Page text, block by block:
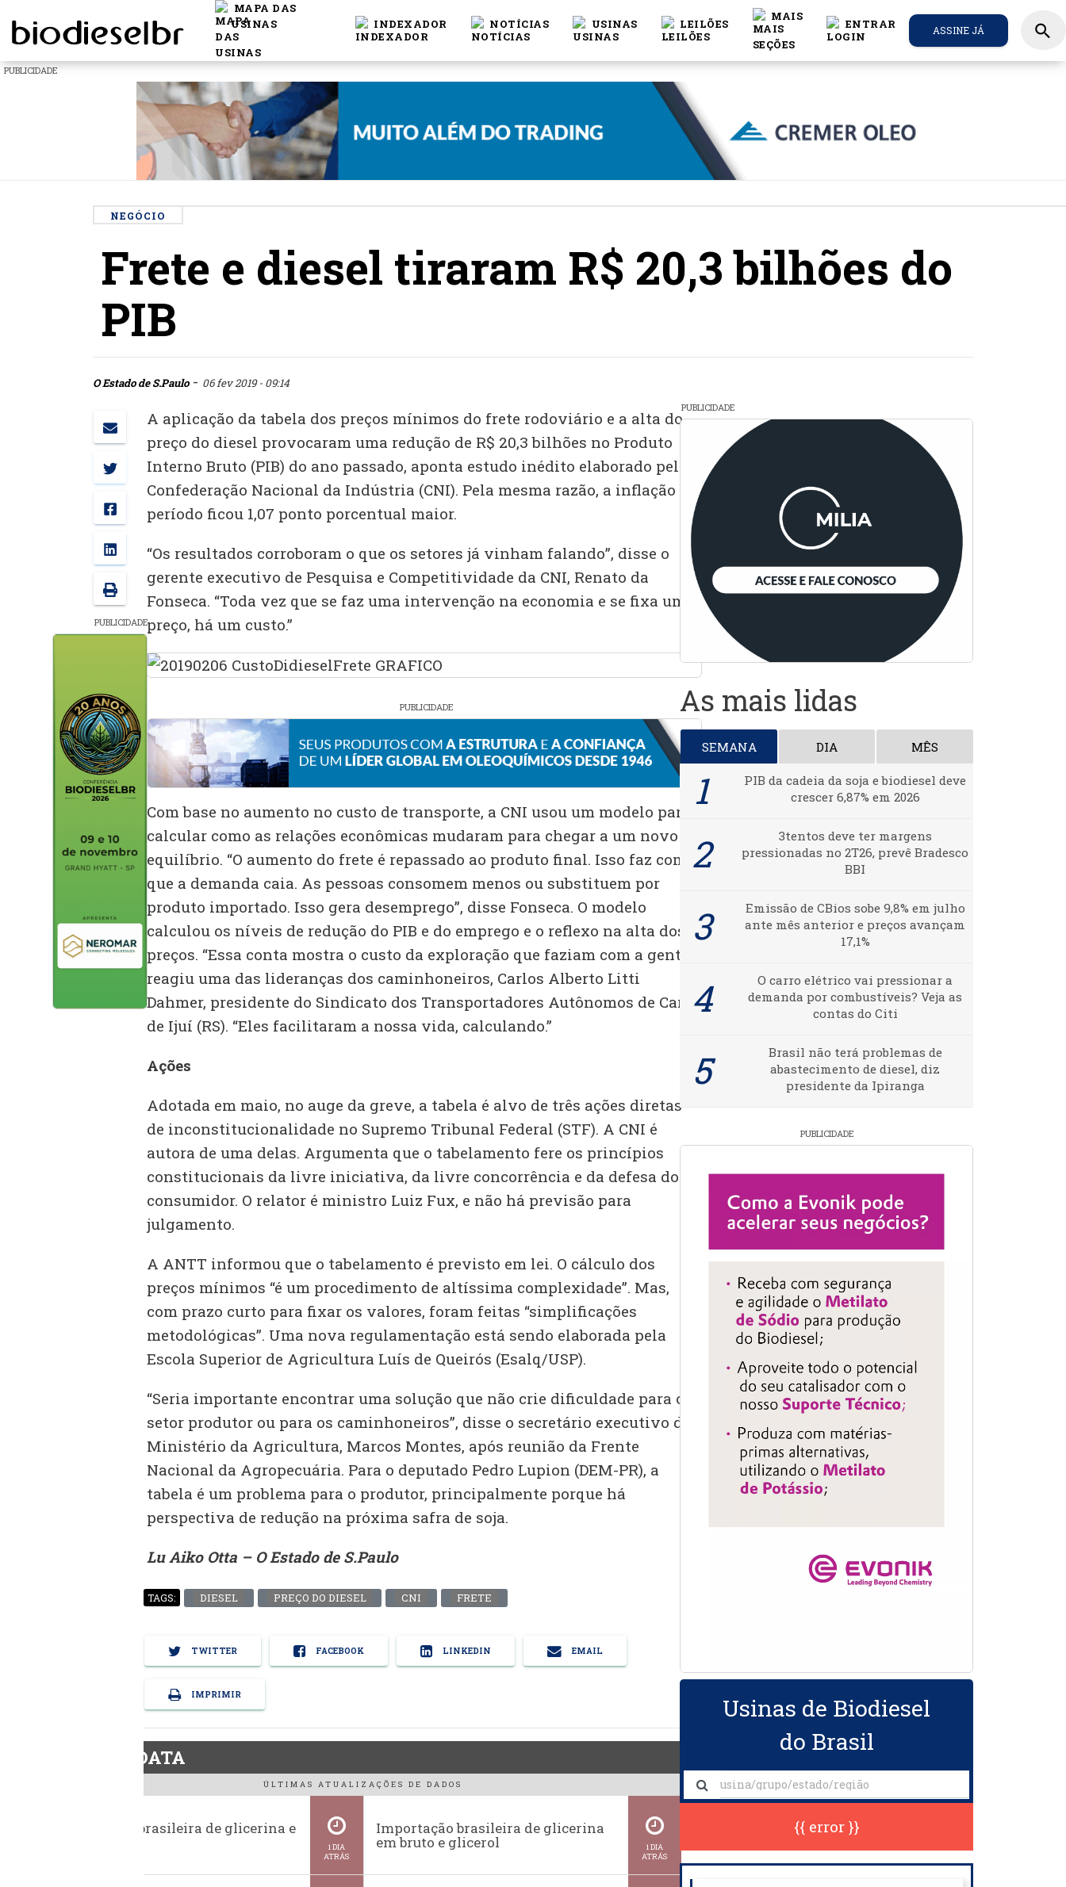
MAPA DAS
USINAS
INDEXADOR NOTÍCIAS USINAS LEILÕES
MAIS
ENTRAR ASSINE JÁ search
PUBLICIDADE
NEGÓCIO
Frete e diesel tiraram R$ 20,3 bilhões do
PIB
O Estado de S.Paulo- 06 fev 2019 - 09:14
PUBLICIDADE
A aplicação da tabela dos preços mínimos do frete rodoviário e a alta do
preço do diesel provocaram uma redução de R$ 20,3 bilhões no Produto
Interno Bruto (PIB) do ano passado, aponta estudo inédito elaborado pela
Confederação Nacional da Indústria (CNI). Pela mesma razão, a inflação no
período ficou 1,07 ponto porcentual maior.
“Os resultados corroboram o que os setores já vinham falando”, disse o
gerente executivo de Pesquisa e Competitividade da CNI, Renato da
Fonseca. “Toda vez que se faz uma intervenção na economia e se fixa um
preço, há um custo.”
PUBLICIDADE
Com base no aumento no custo de transporte, a CNI usou um modelo para
calcular como as relações econômicas mudaram para chegar a um novo
equilíbrio. “O aumento do frete é repassado ao produto final. Isso faz com
que a demanda caia. As pessoas consomem menos ou substituem por
produto importado. Isso gera desemprego”, disse Fonseca. O modelo
calculou os níveis de redução do PIB e do emprego e o reflexo na alta dos
preços. “Essa conta mostra o custo da exploração que faziam com a gente”,
reagiu uma das lideranças dos caminhoneiros, Carlos Alberto Litti
Dahmer, presidente do Sindicato dos Transportadores Autônomos de Carga
de Ijuí (RS). “Eles facilitaram a nossa vida, calculando.”
Ações
Adotada em maio, no auge da greve, a tabela é alvo de três ações diretas
de inconstitucionalidade no Supremo Tribunal Federal (STF). A CNI é
autora de uma delas. Argumenta que o tabelamento fere os princípios
constitucionais da livre iniciativa, da livre concorrência e da defesa do
consumidor. O relator é ministro Luiz Fux, e não há previsão para
julgamento.
A ANTT informou que o tabelamento é previsto em lei. O cálculo dos
preços mínimos “é um procedimento de altíssima complexidade”. Mas,
com prazo curto para fixar os valores, foram feitas “simplificações
metodológicas”. Uma nova regulamentação está sendo elaborada pela
Escola Superior de Agricultura Luís de Queirós (Esalq/USP).
“Seria importante encontrar uma solução que não crie dificuldade para o
setor produtor ou para os caminhoneiros”, disse o secretário executivo do
Ministério da Agricultura, Marcos Montes, após reunião da Frente
Nacional da Agropecuária. Para o deputado Pedro Lupion (DEM-PR), a
tabela é um problema para o produtor, principalmente porque há
perspectiva de redução na próxima safra de soja.
Lu Aiko Otta – O Estado de S.Paulo
TAGS: DIESEL PREÇO DO DIESEL CNI FRETE
TWITTER FACEBOOK LINKEDIN EMAIL
IMPRIMIR
BiodieselDATA
ÚLTIMAS ATUALIZAÇÕES DE DADOS
Exportação brasileira de glicerina e
1 DIA
ATRÁS
Importação brasileira de glicerina
em bruto e glicerol
1 DIA
ATRÁS
PUBLICIDADE
As mais lidas
SEMANA DIA MÊS
PIB da cadeia da soja e biodiesel deve
crescer 6,87% em 2026
3tentos deve ter margens
pressionadas no 2T26, prevê Bradesco
BBI
Emissão de CBios sobe 9,8% em julho
ante mês anterior e preços avançam
17,1%
O carro elétrico vai pressionar a
demanda por combustíveis? Veja as
contas do Citi
Brasil não terá problemas de
abastecimento de diesel, diz
presidente da Ipiranga
PUBLICIDADE
Usinas de Biodiesel
do Brasil
{{ error }}